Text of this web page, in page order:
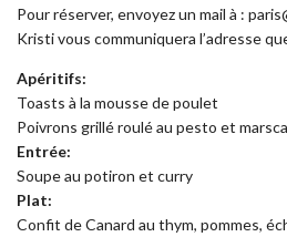
Pour réserver, envoyez un mail à :
Kristi vous communiquera l’adresse
Apéritifs:
Toasts à la mousse de poulet
Poivrons grillé roulé au pesto et
Entrée:
Soupe au potiron et curry
Plat:
Confit de Canard au thym, pommes,